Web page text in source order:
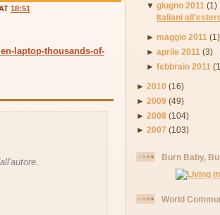
18:51
laptop-thousands-of-
▼giugno 2011 (1)
Italiani
►maggio 2011 (1)
►aprile 2011 (3)
►febbraio 2011
► 2010 (16)
► 2009 (49)
► 2008 (104)
► 2007 (103)
Burn Baby,
World